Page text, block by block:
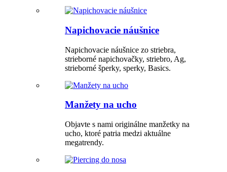
Napichovacie náušnice
Napichovacie náušnice zo striebra,
strieborné napichovačky, striebro, Ag,
strieborné šperky, sperky, Basics.
Manžety na ucho
Objavte s nami originálne manžetky na
ucho, ktoré patria medzi aktuálne
megatrendy.